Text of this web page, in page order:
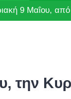
9 Μαΐου,
την